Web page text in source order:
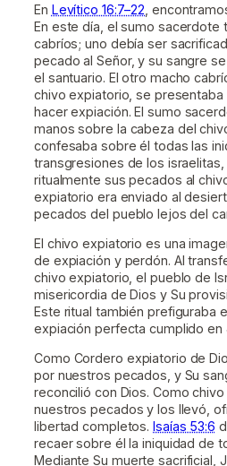
En Levítico 16:7–22 ,
En este día, el sumo sacerdote
cabríos; uno debía ser
pecado al Señor, y su sangre
el santuario. El otro macho
chivo expiatorio, se presentaba
hacer expiación. El sumo
manos sobre la cabeza del
confesaba sobre él todas las
transgresiones de los
ritualmente sus pecados al
expiatorio era enviado al
pecados del pueblo lejos del
El chivo expiatorio es una
de expiación y perdón. Al
chivo expiatorio, el pueblo de
misericordia de Dios y Su
Este ritual también prefiguraba
expiación perfecta cumplido en
Como Cordero expiatorio de
por nuestros pecados, y Su
reconcilió con Dios. Como
nuestros pecados y los llevó,
libertad completos. Isaías 53:6
recaer sobre él la iniquidad de
Mediante Su muerte sacrificial,